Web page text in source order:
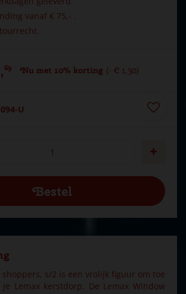
vanaf € 75,- .
,69 Nu met 10% korting € 1,30
U
shoppers, s/2 is een vrolijk figuur om toe
Lemax kerstdorp. De Lemax Window